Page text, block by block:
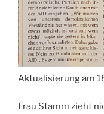
Aktualisierung am
Frau Stamm zieht